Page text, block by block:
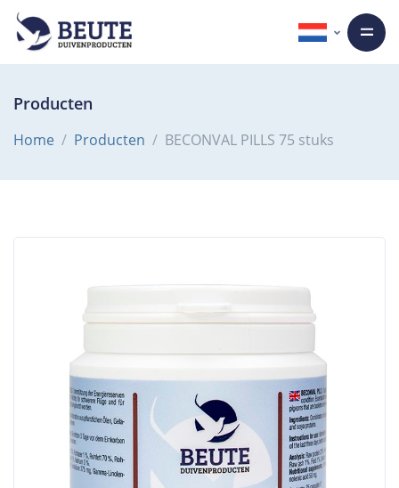
Producten
Home Producten BECONVAL PILLS 75 stuks